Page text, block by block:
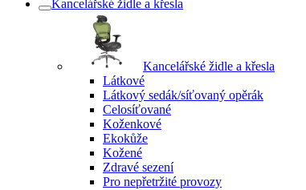
Kancelářské židle a křesla
Kancelářské židle a křesla
Látkové
Látkový sedák/síťovaný opěrák
Celosíťované
Koženkové
Ekokůže
Kožené
Zdravé sezení
Pro nepřetržité provozy